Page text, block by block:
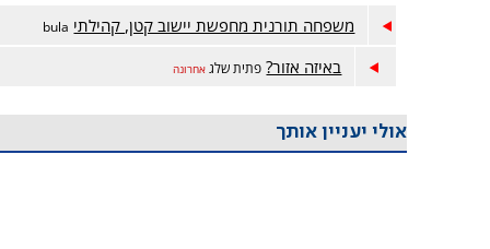
משפחה תורנית מחפשת יישוב קטן, קהילתי bula
באיזה אזור? פתית שלג אחרונה
אולי יעניין אותך